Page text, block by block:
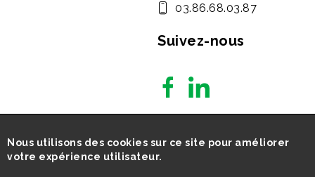
03.86.68.03.87
Suivez-nous
Nous utilisons des cookies sur ce site pour améliorer
votre expérience utilisateur.